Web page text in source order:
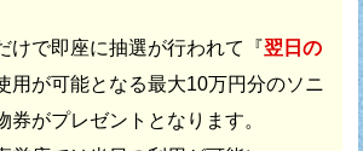
けで即座に抽選が行われて 『翌日の
用が可能となる最大10万円分のソニ
券がプレゼントとなります。